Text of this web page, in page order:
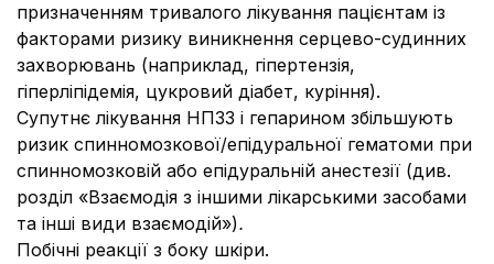
призначенням тривалого лікування пацієнтам із
факторами ризику виникнення серцево-судинних
захворювань (наприклад, гіпертензія,
гіперліпідемія, цукровий діабет, куріння).
Супутнє лікування НПЗЗ і гепарином збільшують
ризик спинномозкової/епідуральної гематоми при
спинномозковій або епідуральній анестезії (див.
розділ «Взаємодія з іншими лікарськими засобами
та інші види взаємодій»).
Побічні реакції з боку шкіри.